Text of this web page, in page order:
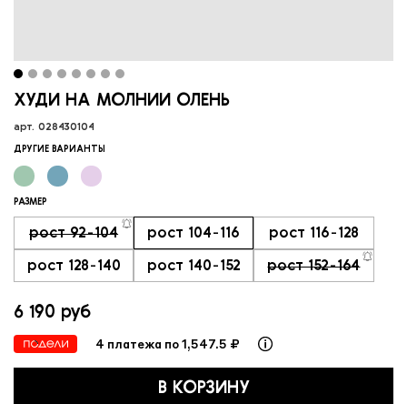
арт. 028430104
ХУДИ НА МОЛНИИ ОЛЕНЬ
ДРУГИЕ ВАРИАНТЫ
РАЗМЕР
рост 92-104 рост 104-116 рост 116-128
рост 128-140 рост 140-152 рост 152-164
6 190 руб
4 платежа по 1,547.5 ₽
В КОРЗИНУ